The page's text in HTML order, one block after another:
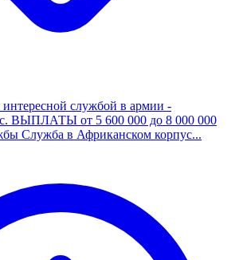
службой в армии -
ВЫПЛАТЫ от 5 600 000 до 8 000 000
Служба в Африканском корпус...